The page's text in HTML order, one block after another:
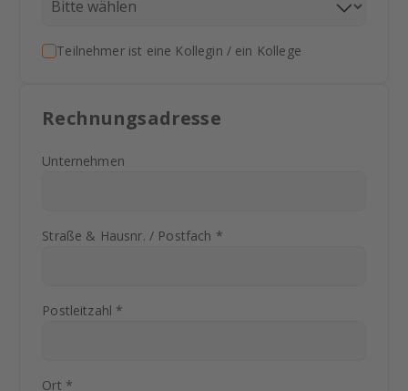
Teilnehmer ist eine Kollegin / ein Kollege
Rechnungsadresse
Unternehmen
Straße & Hausnr. / Postfach *
Postleitzahl *
Ort *